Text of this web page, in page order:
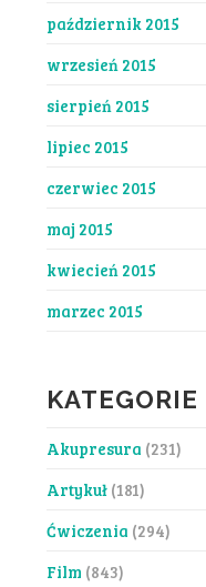
październik 2015
wrzesień 2015
sierpień 2015
lipiec 2015
czerwiec 2015
maj 2015
kwiecień 2015
marzec 2015
KATEGORIE
Akupresura (231)
Artykuł(181)
Ćwiczenia (294)
Film (843)